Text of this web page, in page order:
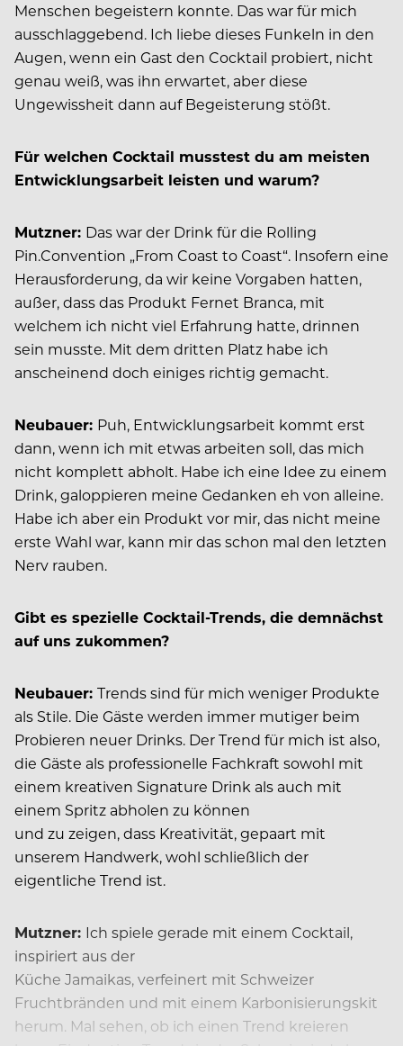
Menschen begeistern konnte. Das war für mich
ausschlaggebend. Ich liebe dieses Funkeln in den
Augen, wenn ein Gast den Cocktail probiert, nicht
genau weiß, was ihn erwartet, aber diese
Ungewissheit dann auf Begeisterung stößt.
Für welchen Cocktail musstest du am meisten
Entwicklungsarbeit leisten und warum?
Mutzner: Das war der Drink für die Rolling
Pin.Convention „From Coast to Coast“. Insofern eine
Herausforderung, da wir keine Vorgaben hatten,
außer, dass das Produkt Fernet Branca, mit
welchem ich nicht viel Erfahrung hatte, drinnen
sein musste. Mit dem dritten Platz habe ich
anscheinend doch einiges richtig gemacht.
Neubauer: Puh, Entwicklungsarbeit kommt erst
dann, wenn ich mit etwas arbeiten soll, das mich
nicht komplett abholt. Habe ich eine Idee zu einem
Drink, galoppieren meine Gedanken eh von alleine.
Habe ich aber ein Produkt vor mir, das nicht meine
erste Wahl war, kann mir das schon mal den letzten
Nerv rauben.
Gibt es spezielle Cocktail-Trends, die demnächst
auf uns zukommen?
Neubauer: Trends sind für mich weniger Produkte
als Stile. Die Gäste werden immer mutiger beim
Probieren neuer Drinks. Der Trend für mich ist also,
die Gäste als professionelle Fachkraft sowohl mit
einem kreativen Signature Drink als auch mit
einem Spritz abholen zu können
und zu zeigen, dass Kreativität, gepaart mit
unserem Handwerk, wohl schließlich der
eigentliche Trend ist.
Mutzner: Ich spiele gerade mit ­einem Cocktail,
inspiriert aus der
Küche Jamaikas, verfeinert mit Schweizer
Fruchtbränden und mit einem Karbonisierungskit
herum. Mal sehen, ob ich einen Trend kreieren